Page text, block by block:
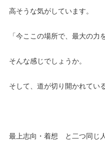
高そうな気がしています。
「今ここの場所で、最大の力
そんな感じでしょうか。
そして、道が切り開かれている
最上志向・着想 と二つ同じ人